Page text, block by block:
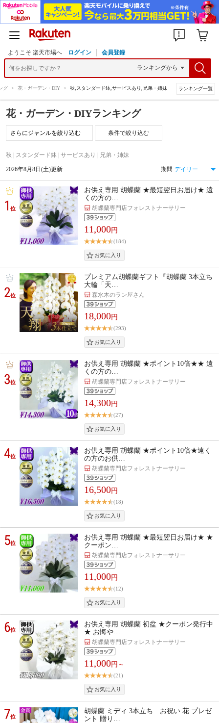
ようこそ 楽天市場へ ログイン 会員登録
グ > 花・ガーデン・DIY > 秋,スタンダード鉢,サービスあり,兄弟・姉妹 ランキング一覧
花・ガーデン・DIYランキング
条件で絞り込む
秋 | スタンダード鉢 | サービスあり | 兄弟・姉妹
2026年8月8日(土)更新 期間
1位
お供え専用 胡蝶蘭 ★最短翌日お届け★ 遠
くの方の…
胡蝶蘭専門店フォレストナーサリー
11,000円
(184)
2位
プレミアム胡蝶蘭ギフト『胡蝶蘭 3本立ち
大輪「天…
森水木のラン屋さん
18,000円
(293)
3位
お供え専用 胡蝶蘭 ★ポイント10倍★★ 遠
くの方の…
胡蝶蘭専門店フォレストナーサリー
14,300円
(27)
4位
お供え専用 胡蝶蘭 ★ポイント10倍★遠く
の方のお供…
胡蝶蘭専門店フォレストナーサリー
16,500円
(18)
5位
お供え専用 胡蝶蘭 ★最短翌日お届け★ ★
クーポン…
胡蝶蘭専門店フォレストナーサリー
11,000円
(12)
6位
お供え専用 胡蝶蘭 初盆 ★クーポン発行中
★ お悔や…
胡蝶蘭専門店フォレストナーサリー
11,000円～
(21)
7位
胡蝶蘭 ミディ 3本立ち お祝い 花 プレゼ
ント 贈り…